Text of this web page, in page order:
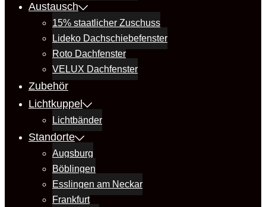
Austausch
15% staatlicher Zuschuss
Lideko Dachschiebefenster
Roto Dachfenster
VELUX Dachfenster
Zubehör
Lichtkuppel
Lichtbänder
Standorte
Augsburg
Böblingen
Esslingen am Neckar
Frankfurt